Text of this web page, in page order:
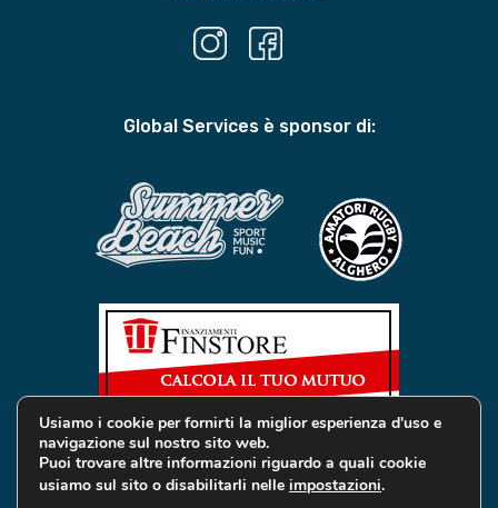
Global Services è sponsor di:
© 2019 Global Services Immobiliari | All rights reserved |
Usiamo i cookie per fornirti la miglior esperienza d'uso e
navigazione sul nostro sito web.
Puoi trovare altre informazioni riguardo a quali cookie
usiamo sul sito o disabilitarli nelle impostazioni.